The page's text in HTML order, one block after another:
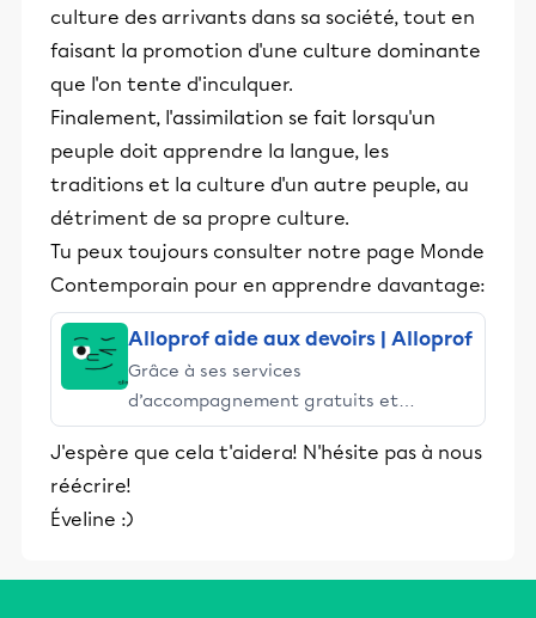
culture des arrivants dans sa société, tout en
faisant la promotion d'une culture dominante
que l'on tente d'inculquer.
Finalement, l'assimilation se fait lorsqu'un
peuple doit apprendre la langue, les
traditions et la culture d'un autre peuple, au
détriment de sa propre culture.
Tu peux toujours consulter notre page Monde
Contemporain pour en apprendre davantage:
Alloprof aide aux devoirs | Alloprof
Grâce à ses services
d’accompagnement gratuits et
stimulants, Alloprof engage les élèves
et leurs parents dans la réussite
éducative.
J'espère que cela t'aidera! N'hésite pas à nous
réécrire!
Éveline :)